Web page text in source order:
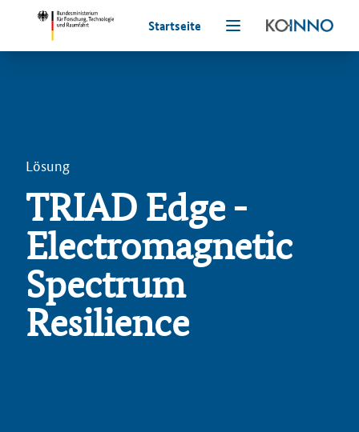
Startseite
Lösung
TRIAD Edge -
Electromagnetic
Spectrum
Resilience